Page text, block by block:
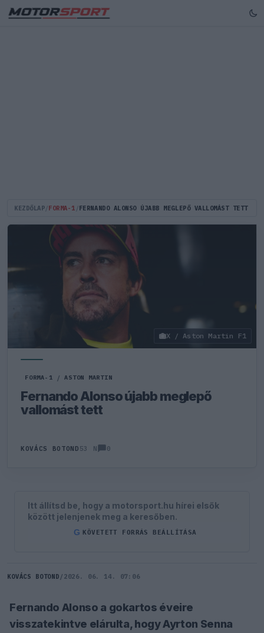
KEZDŐLAP FORMA-1 FERNANDO ALONSO ÚJABB MEGLEPŐ VALLOMÁST TETT
X / Aston Martin F1
FORMA-1 / ASTON MARTIN
Fernando Alonso újabb meglepő
vallomást tett
KOVÁCS BOTOND 53 N 0
Itt állítsd be, hogy a motorsport.hu hírei elsők
között jelenjenek meg a keresőben.
G KÖVETETT FORRÁS BEÁLLÍTÁSA
KOVÁCS BOTOND / 2026. 06. 14. 07:06
Fernando Alonso a gokartos éveire
visszatekintve elárulta, hogy Ayrton Senna